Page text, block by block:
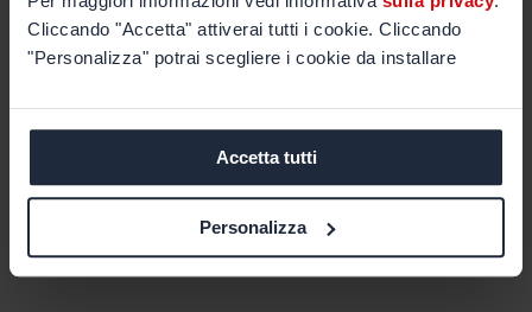
Cliccando "Accetta" attiverai tutti i cookie. Cliccando
"Personalizza" potrai scegliere i cookie da installare
Accetta tutti
Personalizza